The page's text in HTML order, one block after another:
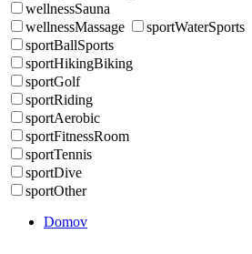
wellnessSauna
wellnessMassage
sportWaterSports
sportBallSports
sportHikingBiking
sportGolf
sportRiding
sportAerobic
sportFitnessRoom
sportTennis
sportDive
sportOther
Domov